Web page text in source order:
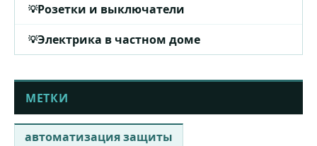
Розетки и выключатели
Электрика в частном доме
МЕТКИ
автоматизация защиты